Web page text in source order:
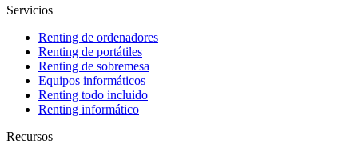
Servicios
Renting de ordenadores
Renting de portátiles
Renting de sobremesa
Equipos informáticos
Renting todo incluido
Renting informático
Recursos